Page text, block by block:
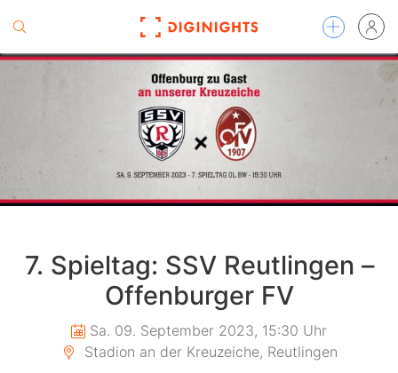
7. Spieltag: SSV Reutlingen –
Offenburger FV
Sa. 09. September 2023, 15:30 Uhr
Stadion an der Kreuzeiche, Reutlingen